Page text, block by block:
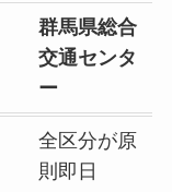
群馬県総合
交通センタ
ー
全区分が原
則即日